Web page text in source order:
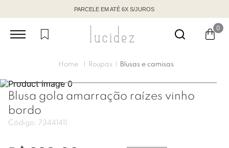
PARCELE EM ATÉ 6X S/JUROS
0
Roupas Blusas e camisas
Blusa gola amarração raízes vinho
bordo
Código: 73441411